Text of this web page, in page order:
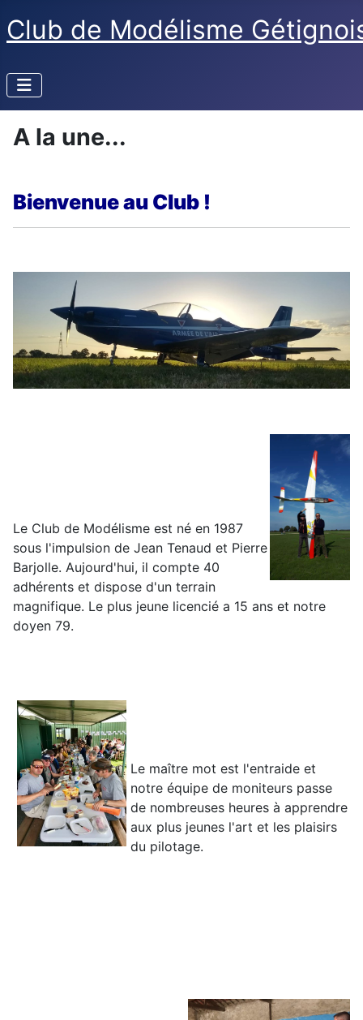
Club de Modélisme
A la une...
Bienvenue au Club !
Le Club de Modélisme est né en 1987
sous l'impulsion de Jean Tenaud et Pierre
Barjolle. Aujourd'hui, il compte 40
adhérents et dispose d'un terrain
magnifique. Le plus jeune licencié a 15 ans et notre
doyen 79.
Le maître mot est l'entraide et
notre équipe de moniteurs passe
de nombreuses heures à apprendre
aux plus jeunes l'art et les plaisirs
du pilotage.